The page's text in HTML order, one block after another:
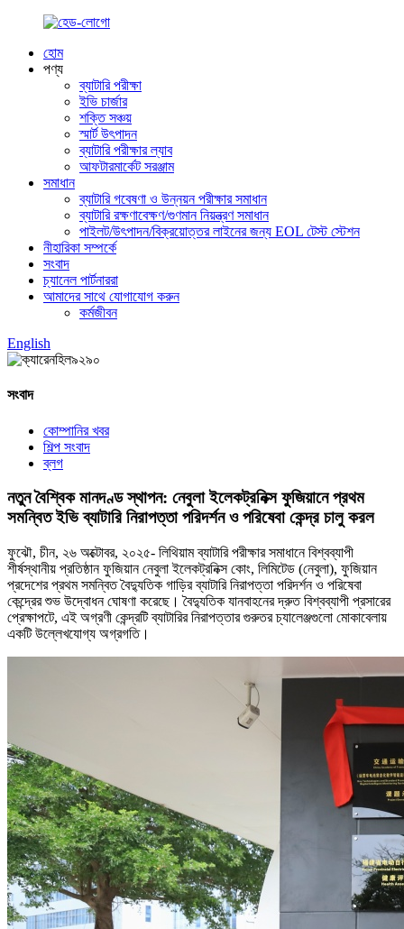
হোম
পণ্য
ব্যাটারি পরীক্ষা
ইভি চার্জার
শক্তি সঞ্চয়
স্মার্ট উৎপাদন
ব্যাটারি পরীক্ষার ল্যাব
আফটারমার্কেট সরঞ্জাম
সমাধান
ব্যাটারি গবেষণা ও উন্নয়ন পরীক্ষার সমাধান
ব্যাটারি রক্ষণাবেক্ষণ/গুণমান নিয়ন্ত্রণ সমাধান
পাইলট/উৎপাদন/বিক্রয়োত্তর লাইনের জন্য EOL টেস্ট স্টেশন
নীহারিকা সম্পর্কে
সংবাদ
চ্যানেল পার্টনাররা
আমাদের সাথে যোগাযোগ করুন
কর্মজীবন
English
সংবাদ
কোম্পানির খবর
শিল্প সংবাদ
ব্লগ
নতুন বৈশ্বিক মানদণ্ড স্থাপন: নেবুলা ইলেকট্রনিক্স ফুজিয়ানে প্রথম
সমন্বিত ইভি ব্যাটারি নিরাপত্তা পরিদর্শন ও পরিষেবা কেন্দ্র চালু করল
ফুঝৌ, চীন, ২৬ অক্টোবর, ২০২৫- লিথিয়াম ব্যাটারি পরীক্ষার সমাধানে বিশ্বব্যাপী
শীর্ষস্থানীয় প্রতিষ্ঠান ফুজিয়ান নেবুলা ইলেকট্রনিক্স কোং, লিমিটেড (নেবুলা), ফুজিয়ান
প্রদেশের প্রথম সমন্বিত বৈদ্যুতিক গাড়ির ব্যাটারি নিরাপত্তা পরিদর্শন ও পরিষেবা
কেন্দ্রের শুভ উদ্বোধন ঘোষণা করেছে। বৈদ্যুতিক যানবাহনের দ্রুত বিশ্বব্যাপী প্রসারের
প্রেক্ষাপটে, এই অগ্রণী কেন্দ্রটি ব্যাটারির নিরাপত্তার গুরুতর চ্যালেঞ্জগুলো মোকাবেলায়
একটি উল্লেখযোগ্য অগ্রগতি।